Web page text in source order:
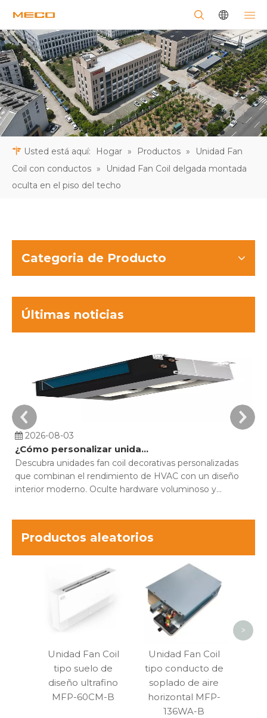
Usted está aquí: Hogar » Productos »
Unidad Fan
Coil con conductos »
Unidad Fan Coil delgada montada
oculta en el piso del techo
Categoria de Producto
Últimas noticias
2026-08-03
¿Cómo personalizar unidades fan coil decorativas para proyectos de construcción?
Descubra unidades fan coil decorativas personalizadas
que combinan el rendimiento de HVAC con un diseño
interior moderno. Oculte hardware voluminoso y
Productos aleatorios
Unidad Fan Coil
tipo suelo de
diseño ultrafino
MFP-60CM-B
Unidad Fan Coil
tipo conducto de
soplado de aire
horizontal MFP-
136WA-B
>